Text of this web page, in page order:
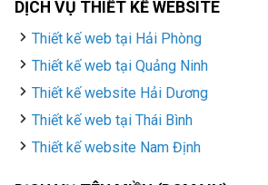
DỊCH VỤ THIẾT KẾ WEBSITE
Thiết kế web tại Hải Phòng
Thiết kế web tại Quảng Ninh
Thiết kế website Hải Dương
Thiết kế web tại Thái Bình
Thiết kế website Nam Định